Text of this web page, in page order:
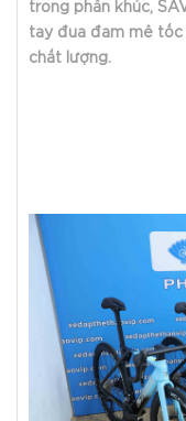
trong phân khúc,
tay đua đam mê tốc
chất lượng.